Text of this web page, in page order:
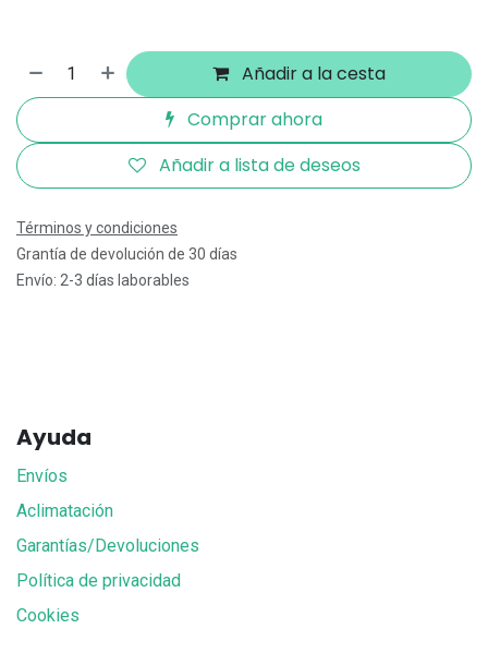
Añadir a la cesta
Comprar ahora
Añadir a lista de deseos
Términos y condiciones
Grantía de devolución de 30 días
Envío: 2-3 días laborables
Ayuda
Envíos
Aclimatación
Garantías/Devoluciones
Política de privacidad
Cookies